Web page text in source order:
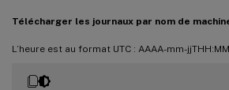
Télécharger les journaux par nom de
L’heure est au format UTC : AAAA-mm-